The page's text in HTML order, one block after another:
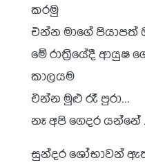
කරමු
එන්න මාගේ පියාපත්
මේ රාත්‍රියේදී ආයුෂ
කාලයම
එන්න මුළු රෑ පුරා…
නෑ අපි ගෙදර යන්නේ
සුන්දර ශෝභාවන්